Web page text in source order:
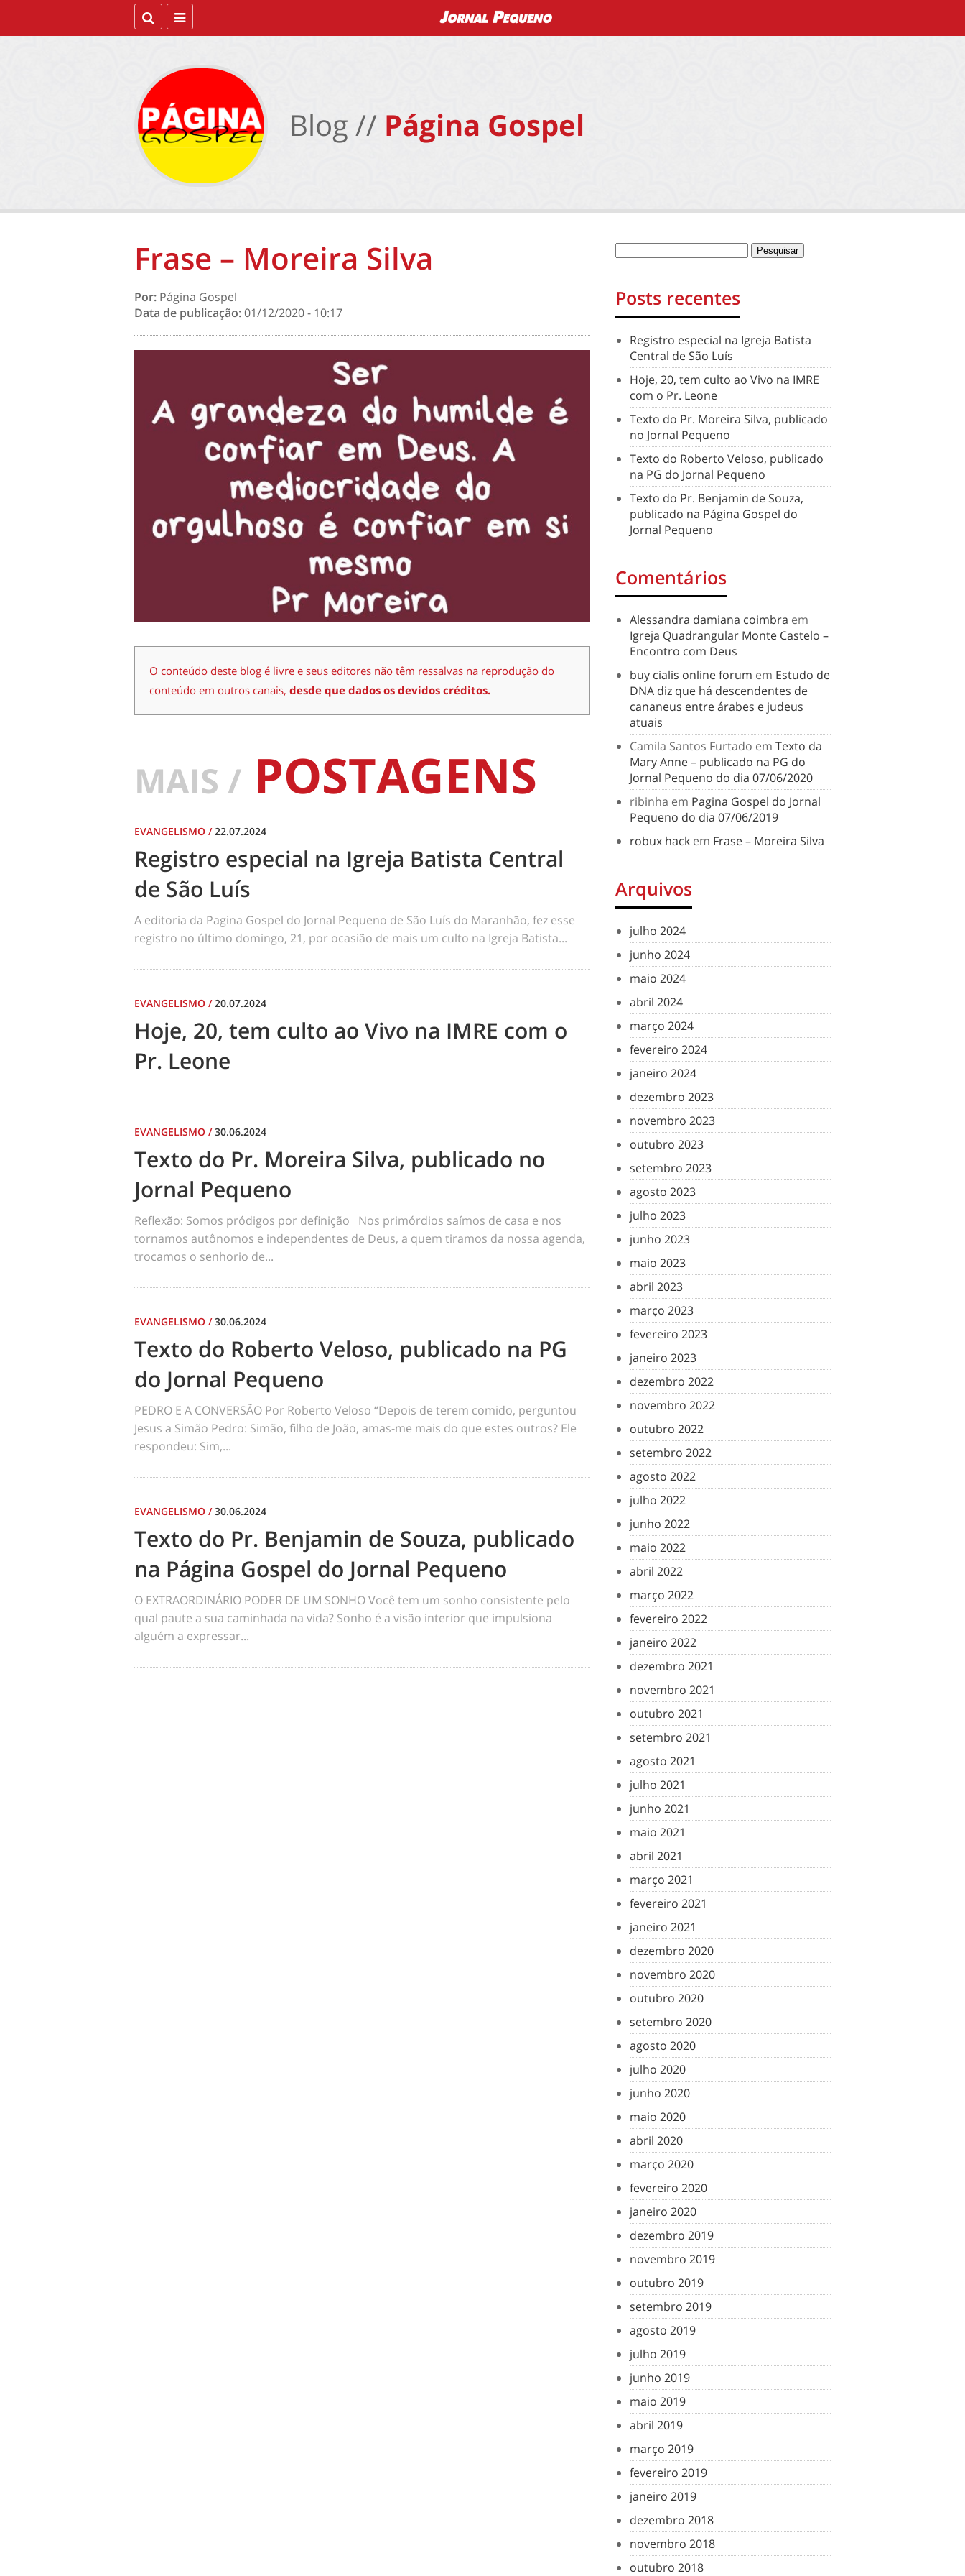
Blog // Página Gospel
Frase – Moreira Silva
Por: Página Gospel
Data de publicação:01/12/2020 - 10:17
O conteúdo deste blog é livre e seus editores não têm ressalvas na reprodução do
conteúdo em outros canais, desde que dados os devidos créditos.
MAIS / POSTAGENS
EVANGELISMO /22.07.2024
Registro especial na Igreja Batista Central
de São Luís
A editoria da Pagina Gospel do Jornal Pequeno de São Luís do Maranhão, fez esse
registro no último domingo, 21, por ocasião de mais um culto na Igreja Batista...
EVANGELISMO /20.07.2024
Hoje, 20, tem culto ao Vivo na IMRE com o
Pr. Leone
EVANGELISMO /30.06.2024
Texto do Pr. Moreira Silva, publicado no
Jornal Pequeno
Reflexão: Somos pródigos por definição Nos primórdios saímos de casa e nos
tornamos autônomos e independentes de Deus, a quem tiramos da nossa agenda,
trocamos o senhorio de...
EVANGELISMO /30.06.2024
Texto do Roberto Veloso, publicado na PG
do Jornal Pequeno
PEDRO E A CONVERSÃO Por Roberto Veloso “Depois de terem comido, perguntou
Jesus a Simão Pedro: Simão, filho de João, amas-me mais do que estes outros? Ele
respondeu: Sim,...
EVANGELISMO /30.06.2024
Texto do Pr. Benjamin de Souza, publicado
na Página Gospel do Jornal Pequeno
O EXTRAORDINÁRIO PODER DE UM SONHO Você tem um sonho consistente pelo
qual paute a sua caminhada na vida? Sonho é a visão interior que impulsiona
alguém a expressar...
Posts recentes
Registro especial na Igreja Batista
Central de São Luís
Hoje, 20, tem culto ao Vivo na IMRE
com o Pr. Leone
Texto do Pr. Moreira Silva, publicado
no Jornal Pequeno
Texto do Roberto Veloso, publicado
na PG do Jornal Pequeno
Texto do Pr. Benjamin de Souza,
publicado na Página Gospel do
Jornal Pequeno
Comentários
Alessandra damiana coimbra em
Igreja Quadrangular Monte Castelo –
Encontro com Deus
buy cialis online forum em Estudo de
DNA diz que há descendentes de
cananeus entre árabes e judeus
atuais
Camila Santos Furtado em Texto da
Mary Anne – publicado na PG do
Jornal Pequeno do dia 07/06/2020
ribinha em Pagina Gospel do Jornal
Pequeno do dia 07/06/2019
robux hack em Frase – Moreira Silva
Arquivos
julho 2024
junho 2024
maio 2024
abril 2024
março 2024
fevereiro 2024
janeiro 2024
dezembro 2023
novembro 2023
outubro 2023
setembro 2023
agosto 2023
julho 2023
junho 2023
maio 2023
abril 2023
março 2023
fevereiro 2023
janeiro 2023
dezembro 2022
novembro 2022
outubro 2022
setembro 2022
agosto 2022
julho 2022
junho 2022
maio 2022
abril 2022
março 2022
fevereiro 2022
janeiro 2022
dezembro 2021
novembro 2021
outubro 2021
setembro 2021
agosto 2021
julho 2021
junho 2021
maio 2021
abril 2021
março 2021
fevereiro 2021
janeiro 2021
dezembro 2020
novembro 2020
outubro 2020
setembro 2020
agosto 2020
julho 2020
junho 2020
maio 2020
abril 2020
março 2020
fevereiro 2020
janeiro 2020
dezembro 2019
novembro 2019
outubro 2019
setembro 2019
agosto 2019
julho 2019
junho 2019
maio 2019
abril 2019
março 2019
fevereiro 2019
janeiro 2019
dezembro 2018
novembro 2018
outubro 2018